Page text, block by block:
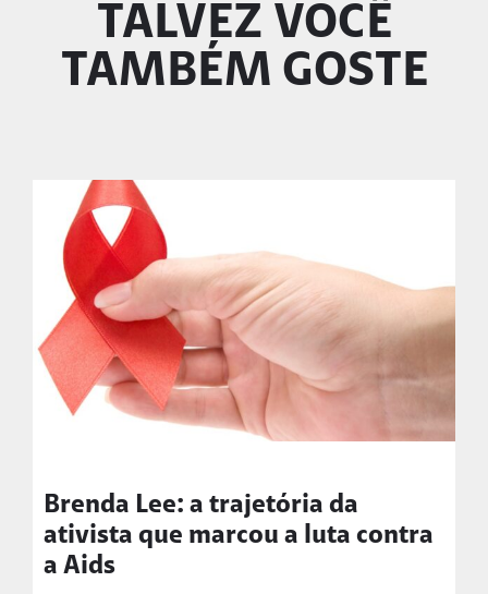
TALVEZ VOCÊ
TAMBÉM GOSTE
Brenda Lee: a trajetória da
ativista que marcou a luta contra
a Aids